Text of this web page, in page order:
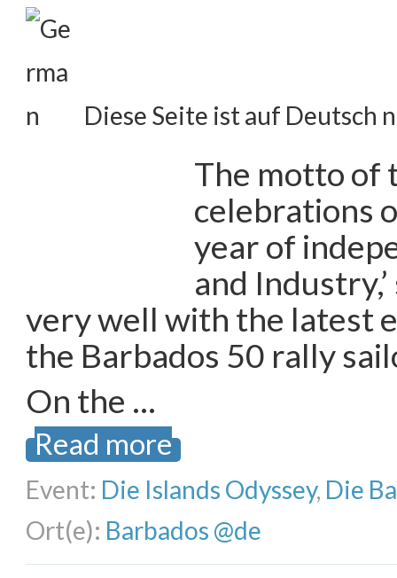
Diese Seite ist auf Deutsch
The motto of
celebrations
year of
and
very well with the latest
the Barbados 50 rally
On the …
Read more
Event: Die Islands Odyssey, Die
Ort(e): Barbados @de